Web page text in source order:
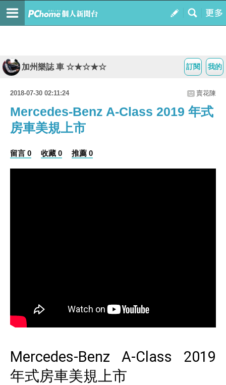
我的
訂閱
加州樂誌 車 ☆★☆★☆
2018-07-30 02:11:24 賣花陳
Mercedes-Benz A-Class 2019 年式
房車美規上市
留言 0 收藏 0 推薦 0
Mercedes-Benz A-Class 2019
年式房車美規上市